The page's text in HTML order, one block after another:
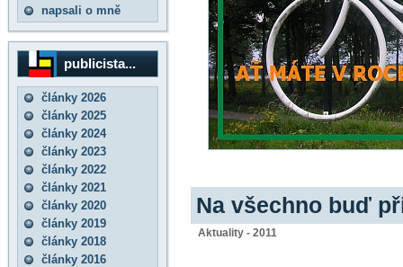
napsali o mně
publicista...
články 2026
články 2025
články 2024
články 2023
články 2022
články 2021
články 2020
články 2019
články 2018
články 2016
Na všechno buď
Aktuality - 2011